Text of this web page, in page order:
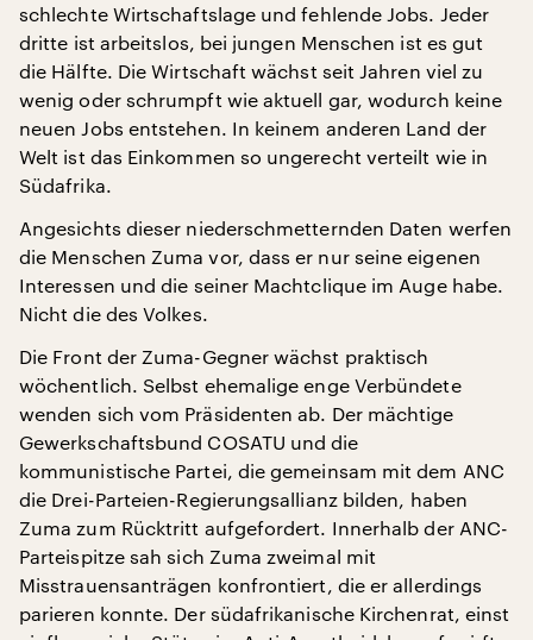
schlechte Wirtschaftslage und fehlende Jobs. Jeder
dritte ist arbeitslos, bei jungen Menschen ist es gut
die Hälfte. Die Wirtschaft wächst seit Jahren viel zu
wenig oder schrumpft wie aktuell gar, wodurch keine
neuen Jobs entstehen. In keinem anderen Land der
Welt ist das Einkommen so ungerecht verteilt wie in
Südafrika.
Angesichts dieser niederschmetternden Daten werfen
die Menschen Zuma vor, dass er nur seine eigenen
Interessen und die seiner Machtclique im Auge habe.
Nicht die des Volkes.
Die Front der Zuma-Gegner wächst praktisch
wöchentlich. Selbst ehemalige enge Verbündete
wenden sich vom Präsidenten ab. Der mächtige
Gewerkschaftsbund COSATU und die
kommunistische Partei, die gemeinsam mit dem ANC
die Drei-Parteien-Regierungsallianz bilden, haben
Zuma zum Rücktritt aufgefordert. Innerhalb der ANC-
Parteispitze sah sich Zuma zweimal mit
Misstrauensanträgen konfrontiert, die er allerdings
parieren konnte. Der südafrikanische Kirchenrat, einst